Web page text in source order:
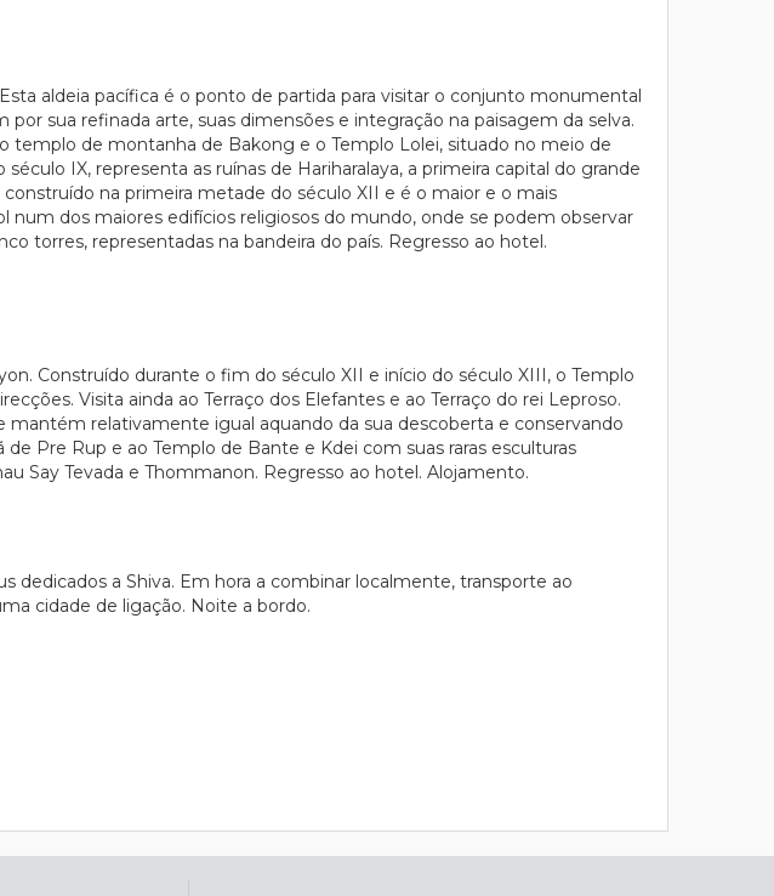
aldeia pacífica é o ponto de partida para visitar o conjunto monumental
sua refinada arte, suas dimensões e integração na paisagem da selva.
de montanha de Bakong e o Templo Lolei, situado no meio de
IX, representa as ruínas de Hariharalaya, a primeira capital do grande
na primeira metade do século XII e é o maior e o mais
dos maiores edifícios religiosos do mundo, onde se podem observar
torres, representadas na bandeira do país. Regresso ao hotel.
Construído durante o fim do século XII e início do século XIII, o Templo
Visita ainda ao Terraço dos Elefantes e ao Terraço do rei Leproso.
mantém relativamente igual aquando da sua descoberta e conservando
Pre Rup e ao Templo de Bante e Kdei com suas raras esculturas
Say Tevada e Thommanon. Regresso ao hotel. Alojamento.
dedicados a Shiva. Em hora a combinar localmente, transporte ao
cidade de ligação. Noite a bordo.